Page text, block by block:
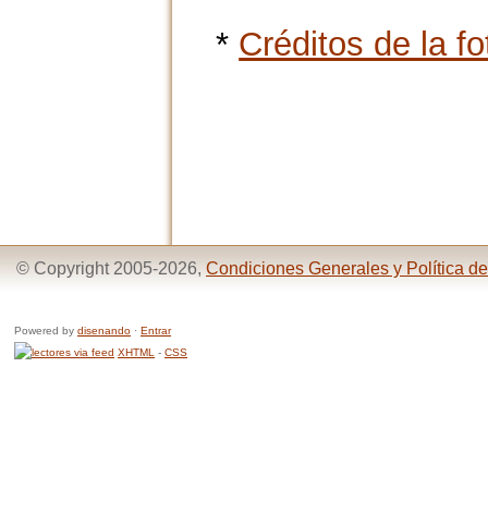
* Créditos de la
© Copyright 2005-2026, Condiciones Generales y Política
Powered by disenando · Entrar
XHTML
- CSS